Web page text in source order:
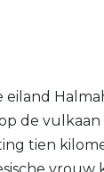
de
tien
vrouw